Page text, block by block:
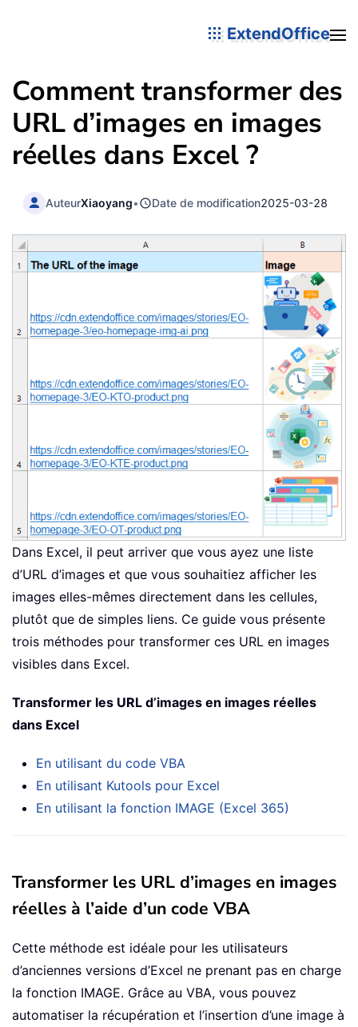
ExtendOffice
Comment transformer des
URL d’images en images
réelles dans Excel ?
AuteurXiaoyang• Date de modification2025-03-28
Dans Excel, il peut arriver que vous ayez une liste
d’URL d’images et que vous souhaitiez afficher les
images elles-mêmes directement dans les cellules,
plutôt que de simples liens. Ce guide vous présente
trois méthodes pour transformer ces URL en images
visibles dans Excel.
Transformer les URL d’images en images réelles
dans Excel
En utilisant du code VBA
En utilisant Kutools pour Excel
En utilisant la fonction IMAGE (Excel 365)
Transformer les URL d’images en images
réelles à l’aide d’un code VBA
Cette méthode est idéale pour les utilisateurs
d’anciennes versions d’Excel ne prenant pas en charge
la fonction IMAGE. Grâce au VBA, vous pouvez
automatiser la récupération et l’insertion d’une image à